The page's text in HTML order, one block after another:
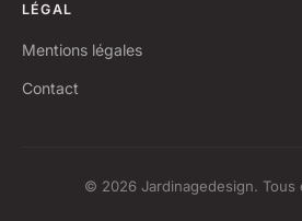
LÉGAL
Mentions légales
Contact
© 2026 Jardinagedesign. Tous